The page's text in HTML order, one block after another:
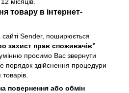
місяців.
товару в інтернет-
Sender, поширюється
захист прав споживачів”.
просимо Вас звернути
порядок здійснення процедури
повернення або обмін